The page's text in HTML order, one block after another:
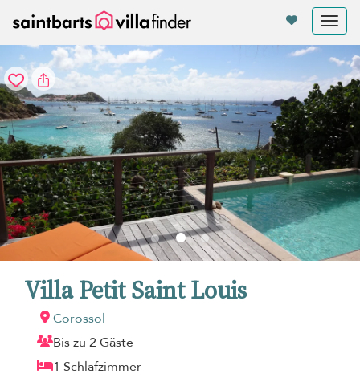
Villa Petit Saint Louis
Corossol
Bis zu 2 Gäste
1 Schlafzimmer
Cookie-Einstellungen